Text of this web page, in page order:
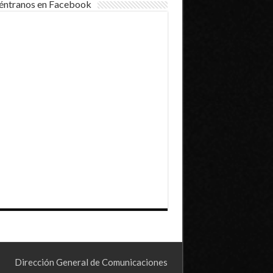
en Facebook
Dirección General de Comunicaciones